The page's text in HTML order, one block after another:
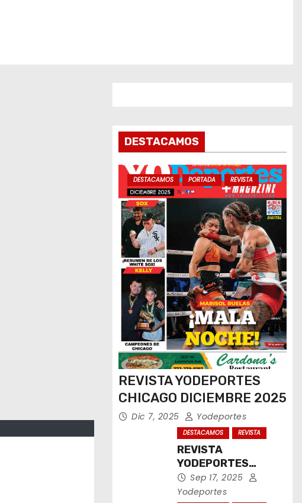
DESTACAMOS
DESTACAMOS PORTADA REVISTA
REVISTA YODEPORTES
CHICAGO DICIEMBRE 2025
Dic 7, 2025 Yodeportes
DESTACAMOS REVISTA
REVISTA
YODEPORTES
CHICAGO
SEPTIEMBRE 2025
Sep 17, 2025
Yodeportes